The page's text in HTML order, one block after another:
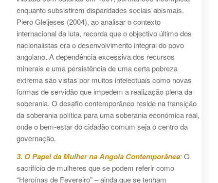
enquanto subsistirem disparidades sociais abismais.
Piero Gleijeses (2004), ao analisar o contexto
internacional da luta, recorda que o objectivo último dos
nacionalistas era o desenvolvimento integral do povo
angolano. A dependência excessiva dos recursos
minerais e uma persistência de uma certa pobreza
extrema são vistas por muitos intelectuais como novas
formas de servidão que impedem a realização plena da
soberania. O desafio contemporâneo reside na transição
da soberania política para uma soberania económica real,
onde o bem-estar do cidadão comum seja o centro da
governação.
3. O Papel da Mulher na Angola Contemporânea: O
sacrifício de mulheres que se podem referir como
“Heroínas de Fevereiro” – ainda que se tenham